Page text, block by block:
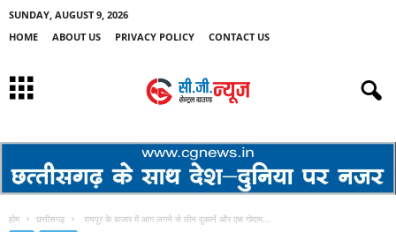
SUNDAY, AUGUST 9, 2026
HOME
ABOUT US PRIVACY POLICY CONTACT US
होम छत्तीसगढ़ रायपुर के बाजार में आग लगने से तीन दुकानें और एक गोदाम...